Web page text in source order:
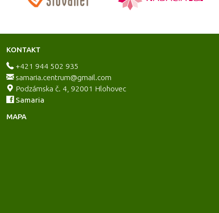
KONTAKT
+421 944 502 935
samaria.centrum@gmail.com
Podzámska č. 4, 92001 Hlohovec
Samaria
MAPA